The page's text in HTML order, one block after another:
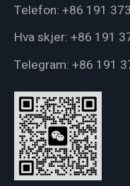
Telefon: +86 191
Hva skjer: +86 191
Telegram: +86 191